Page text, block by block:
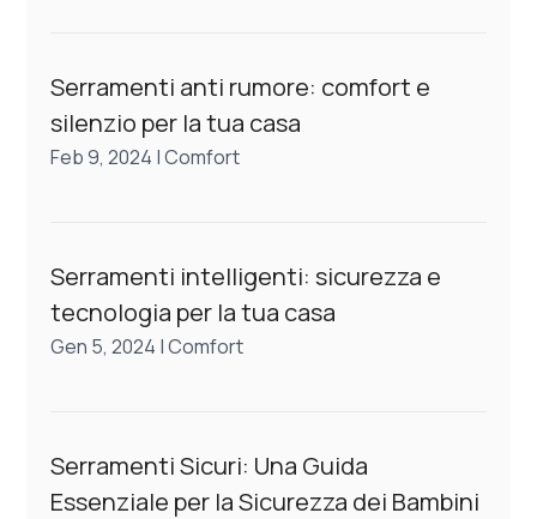
Serramenti anti rumore: comfort e
silenzio per la tua casa
Feb 9, 2024 |Comfort
Serramenti intelligenti: sicurezza e
tecnologia per la tua casa
Gen 5, 2024 |Comfort
Serramenti Sicuri: Una Guida
Essenziale per la Sicurezza dei Bambini